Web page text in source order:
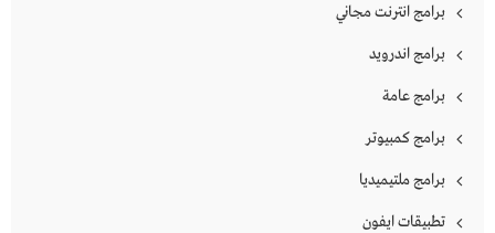
برامج انترنت مجاني
برامج اندرويد
برامج عامة
برامج كمبيوتر
برامج ملتيميديا
تطبيقات ايفون